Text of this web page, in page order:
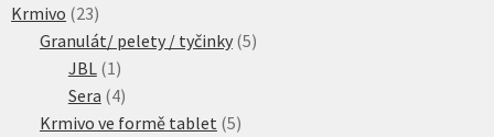
Krmivo 2323
produktů
Granulát/ pelety / tyčinky 55
JBL 11
produkt
Sera 44
produkty
Krmivo ve formě tablet 55